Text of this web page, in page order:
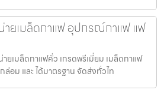
ายเมล็ดกาแฟ อุปกรณ์กาแฟ แฟ
ยเมล็ดกาแฟคั่ว เกรดพรีเมี่ยม เมล็ดกาแฟ
อม และ ได้มาตรฐาน จัดส่งทั่วไท